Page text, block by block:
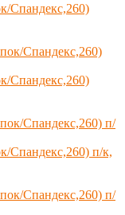
Спандекс,260)
Спандекс,260)
Спандекс,260) п/к,